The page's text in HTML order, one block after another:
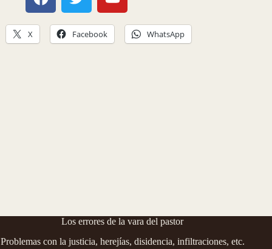
X Facebook WhatsApp
Los errores de la vara del pastor
Problemas con la justicia, herejías, disidencia, infiltraciones, etc.